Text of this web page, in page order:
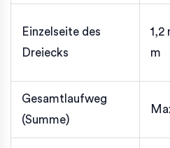
Einzelseite des
Dreiecks
1,2
m
Gesamtlaufweg
(Summe)